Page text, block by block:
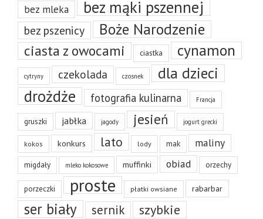
bez mleka bez mąki pszennej
bez pszenicy Boże Narodzenie
ciasta z owocami ciastka cynamon
cytryny czekolada czosnek dla dzieci
drożdże fotografia kulinarna Francja
gruszki jabłka jagody jesień jogurt grecki
kokos konkurs lato lody mak maliny
migdały mleko kokosowe muffinki obiad orzechy
porzeczki proste płatki owsiane rabarbar
ser biały sernik szybkie